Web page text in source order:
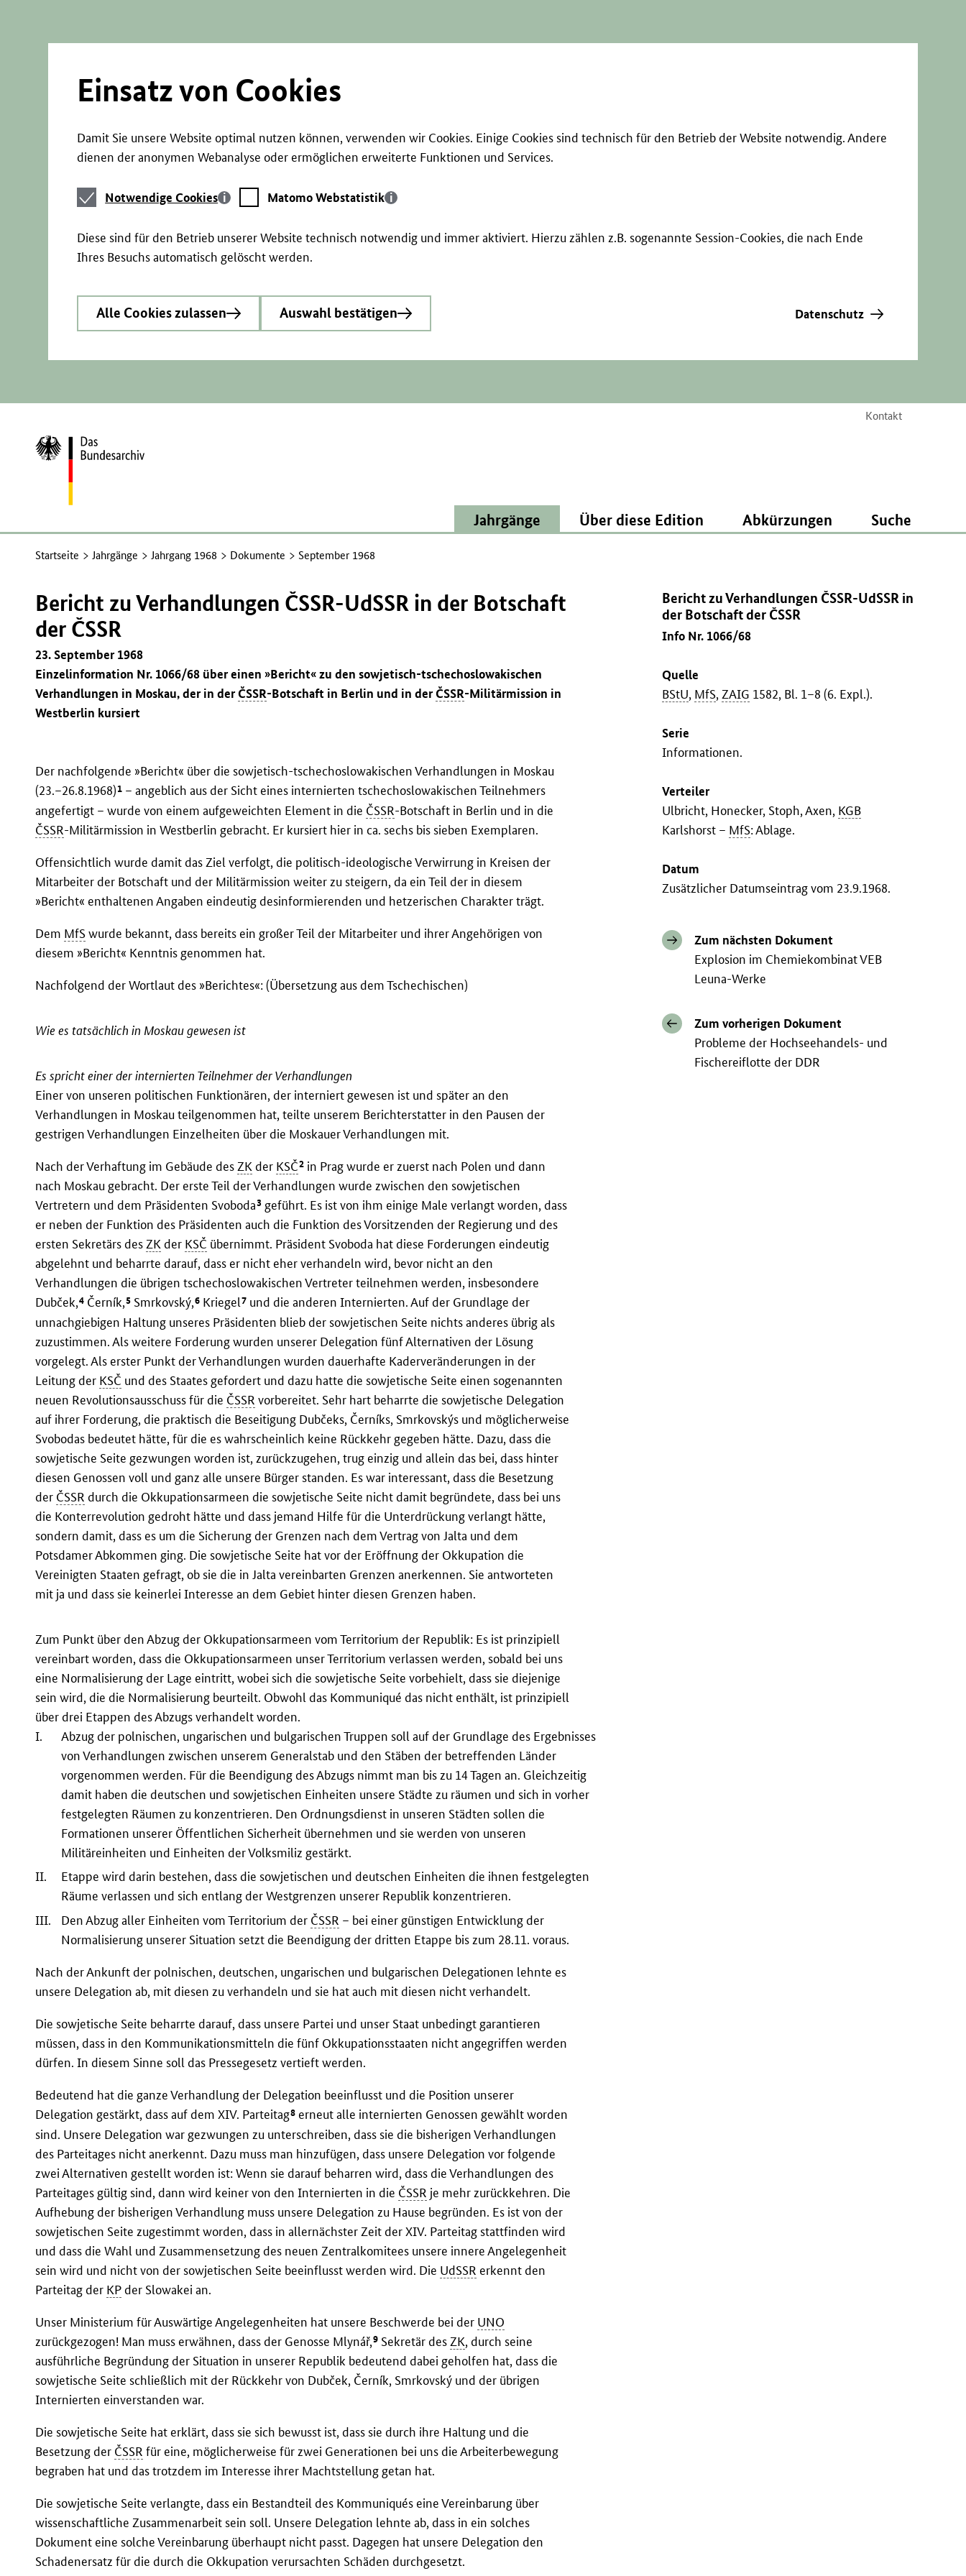
Einsatz von Cookies
Damit Sie unsere Website optimal nutzen können, verwenden wir Cookies. Einige Cookies sind technisch für den Betrieb der Website notwendig. Andere
dienen der anonymen Webanalyse oder ermöglichen erweiterte Funktionen und Services.
Notwendige
Cookies
Notwendige Cookies
Matomo
Webstatistik
Matomo Webstatistik
Diese sind für den Betrieb unserer Website technisch notwendig und immer aktiviert. Hierzu zählen z.B. sogenannte Session-Cookies, die nach Ende
Ihres Besuchs automatisch gelöscht werden.
Alle Cookies zulassen Auswahl bestätigen Datenschutz
Kontakt
Zur
Startseite
Jahrgänge Über diese Edition Abkürzungen Suche
Startseite Jahrgänge Jahrgang 1968 Dokumente September 1968
Bericht zu Verhandlungen ČSSR-UdSSR in
der Botschaft der ČSSR
Info Nr. 1066/68
Quelle
BStU, MfS,ZAIG 1582, Bl. 1–8 (6. Expl.).
Serie
Informationen.
Verteiler
Ulbricht, Honecker, Stoph, Axen, KGB
Karlshorst – MfS: Ablage.
Datum
Zusätzlicher Datumseintrag vom 23.9.1968.
Zum nächsten Dokument
Explosion im Chemiekombinat VEB
Leuna-Werke
Zum vorherigen Dokument
Probleme der Hochseehandels- und
Fischereiflotte der DDR
Bericht zu Verhandlungen ČSSR-UdSSR in der Botschaft
der ČSSR
23. September 1968
Einzelinformation Nr. 1066/68 über einen »Bericht« zu den sowjetisch-tschechoslowakischen
Verhandlungen in Moskau, der in derČSSR-Botschaft in Berlin und in derČSSR-Militärmission in
Westberlin kursiert
Der nachfolgende »Bericht« über die sowjetisch-tschechoslowakischen Verhandlungen in Moskau
(23.–26.8.1968)1 – angeblich aus der Sicht eines internierten tschechoslowakischen Teilnehmers
angefertigt – wurde von einem aufgeweichten Element in die ČSSR-Botschaft in Berlin und in die
ČSSR-Militärmission in Westberlin gebracht. Er kursiert hier in ca. sechs bis sieben Exemplaren.
Offensichtlich wurde damit das Ziel verfolgt, die politisch-ideologische Verwirrung in Kreisen der
Mitarbeiter der Botschaft und der Militärmission weiter zu steigern, da ein Teil der in diesem
»Bericht« enthaltenen Angaben eindeutig desinformierenden und hetzerischen Charakter trägt.
Dem MfSwurde bekannt, dass bereits ein großer Teil der Mitarbeiter und ihrer Angehörigen von
diesem »Bericht« Kenntnis genommen hat.
Nachfolgend der Wortlaut des »Berichtes«: (Übersetzung aus dem Tschechischen)
Wie es tatsächlich in Moskau gewesen ist
Es spricht einer der internierten Teilnehmer der Verhandlungen
Einer von unseren politischen Funktionären, der interniert gewesen ist und später an den
Verhandlungen in Moskau teilgenommen hat, teilte unserem Berichterstatter in den Pausen der
gestrigen Verhandlungen Einzelheiten über die Moskauer Verhandlungen mit.
Nach der Verhaftung im Gebäude des ZK der KSČ2 in Prag wurde er zuerst nach Polen und dann
nach Moskau gebracht. Der erste Teil der Verhandlungen wurde zwischen den sowjetischen
Vertretern und dem Präsidenten Svoboda3 geführt. Es ist von ihm einige Male verlangt worden, dass
er neben der Funktion des Präsidenten auch die Funktion des Vorsitzenden der Regierung und des
ersten Sekretärs desZKder KSČ übernimmt. Präsident Svoboda hat diese Forderungen eindeutig
abgelehnt und beharrte darauf, dass er nicht eher verhandeln wird, bevor nicht an den
Verhandlungen die übrigen tschechoslowakischen Vertreter teilnehmen werden, insbesondere
Dubček,4 Černík,5 Smrkovský,6 Kriegel7 und die anderen Internierten. Auf der Grundlage der
unnachgiebigen Haltung unseres Präsidenten blieb der sowjetischen Seite nichts anderes übrig als
zuzustimmen. Als weitere Forderung wurden unserer Delegation fünf Alternativen der Lösung
vorgelegt. Als erster Punkt der Verhandlungen wurden dauerhafte Kaderveränderungen in der
Leitung der KSČ und des Staates gefordert und dazu hatte die sowjetische Seite einen sogenannten
neuen Revolutionsausschuss für die ČSSR vorbereitet. Sehr hart beharrte die sowjetische Delegation
auf ihrer Forderung, die praktisch die Beseitigung Dubčeks, Černíks, Smrkovskýs und möglicherweise
Svobodas bedeutet hätte, für die es wahrscheinlich keine Rückkehr gegeben hätte. Dazu, dass die
sowjetische Seite gezwungen worden ist, zurückzugehen, trug einzig und allein das bei, dass hinter
diesen Genossen voll und ganz alle unsere Bürger standen. Es war interessant, dass die Besetzung
der ČSSR durch die Okkupationsarmeen die sowjetische Seite nicht damit begründete, dass bei uns
die Konterrevolution gedroht hätte und dass jemand Hilfe für die Unterdrückung verlangt hätte,
sondern damit, dass es um die Sicherung der Grenzen nach dem Vertrag von Jalta und dem
Potsdamer Abkommen ging. Die sowjetische Seite hat vor der Eröffnung der Okkupation die
Vereinigten Staaten gefragt, ob sie die in Jalta vereinbarten Grenzen anerkennen. Sie antworteten
mit ja und dass sie keinerlei Interesse an dem Gebiet hinter diesen Grenzen haben.
Zum Punkt über den Abzug der Okkupationsarmeen vom Territorium der Republik: Es ist prinzipiell
vereinbart worden, dass die Okkupationsarmeen unser Territorium verlassen werden, sobald bei uns
eine Normalisierung der Lage eintritt, wobei sich die sowjetische Seite vorbehielt, dass sie diejenige
sein wird, die die Normalisierung beurteilt. Obwohl das Kommuniqué das nicht enthält, ist prinzipiell
über drei Etappen des Abzugs verhandelt worden.
I.
Abzug der polnischen, ungarischen und bulgarischen Truppen soll auf der Grundlage des Ergebnisses
von Verhandlungen zwischen unserem Generalstab und den Stäben der betreffenden Länder
vorgenommen werden. Für die Beendigung des Abzugs nimmt man bis zu 14 Tagen an. Gleichzeitig
damit haben die deutschen und sowjetischen Einheiten unsere Städte zu räumen und sich in vorher
festgelegten Räumen zu konzentrieren. Den Ordnungsdienst in unseren Städten sollen die
Formationen unserer Öffentlichen Sicherheit übernehmen und sie werden von unseren
Militäreinheiten und Einheiten der Volksmiliz gestärkt.
II.
Etappe wird darin bestehen, dass die sowjetischen und deutschen Einheiten die ihnen festgelegten
Räume verlassen und sich entlang der Westgrenzen unserer Republik konzentrieren.
III.
Den Abzug aller Einheiten vom Territorium der ČSSR – bei einer günstigen Entwicklung der
Normalisierung unserer Situation setzt die Beendigung der dritten Etappe bis zum 28.11. voraus.
Nach der Ankunft der polnischen, deutschen, ungarischen und bulgarischen Delegationen lehnte es
unsere Delegation ab, mit diesen zu verhandeln und sie hat auch mit diesen nicht verhandelt.
Die sowjetische Seite beharrte darauf, dass unsere Partei und unser Staat unbedingt garantieren
müssen, dass in den Kommunikationsmitteln die fünf Okkupationsstaaten nicht angegriffen werden
dürfen. In diesem Sinne soll das Pressegesetz vertieft werden.
Bedeutend hat die ganze Verhandlung der Delegation beeinflusst und die Position unserer
Delegation gestärkt, dass auf dem XIV. Parteitag8 erneut alle internierten Genossen gewählt worden
sind. Unsere Delegation war gezwungen zu unterschreiben, dass sie die bisherigen Verhandlungen
des Parteitages nicht anerkennt. Dazu muss man hinzufügen, dass unsere Delegation vor folgende
zwei Alternativen gestellt worden ist: Wenn sie darauf beharren wird, dass die Verhandlungen des
Parteitages gültig sind, dann wird keiner von den Internierten in die ČSSR je mehr zurückkehren. Die
Aufhebung der bisherigen Verhandlung muss unsere Delegation zu Hause begründen. Es ist von der
sowjetischen Seite zugestimmt worden, dass in allernächster Zeit der XIV. Parteitag stattfinden wird
und dass die Wahl und Zusammensetzung des neuen Zentralkomitees unsere innere Angelegenheit
sein wird und nicht von der sowjetischen Seite beeinflusst werden wird. Die UdSSR erkennt den
Parteitag der KPder Slowakei an.
Unser Ministerium für Auswärtige Angelegenheiten hat unsere Beschwerde bei der UNO
zurückgezogen! Man muss erwähnen, dass der Genosse Mlynář,9 Sekretär des ZK, durch seine
ausführliche Begründung der Situation in unserer Republik bedeutend dabei geholfen hat, dass die
sowjetische Seite schließlich mit der Rückkehr von Dubček, Černík, Smrkovský und der übrigen
Internierten einverstanden war.
Die sowjetische Seite hat erklärt, dass sie sich bewusst ist, dass sie durch ihre Haltung und die
Besetzung der ČSSR für eine, möglicherweise für zwei Generationen bei uns die Arbeiterbewegung
begraben hat und das trotzdem im Interesse ihrer Machtstellung getan hat.
Die sowjetische Seite verlangte, dass ein Bestandteil des Kommuniqués eine Vereinbarung über
wissenschaftliche Zusammenarbeit sein soll. Unsere Delegation lehnte ab, dass in ein solches
Dokument eine solche Vereinbarung überhaupt nicht passt. Dagegen hat unsere Delegation den
Schadenersatz für die durch die Okkupation verursachten Schäden durchgesetzt.